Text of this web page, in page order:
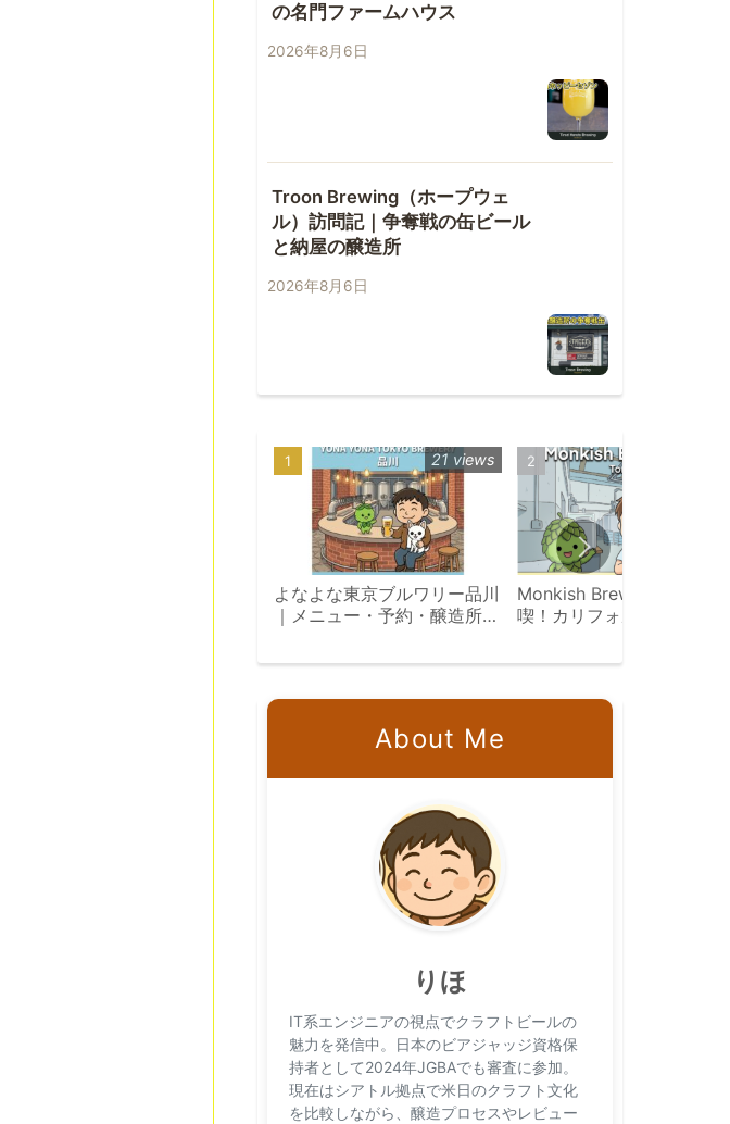
の名門ファームハウス
2026年8月6日
Troon Brewing（ホープウェ
ル）訪問記｜争奪戦の缶ビール
と納屋の醸造所
2026年8月6日
よなよな東京ブルワリー品川
｜メニュー・予約・醸造所見
21 views
Monkish Brewing Co.を満
喫！カリフォルニアのクラ
About Me
りほ
IT系エンジニアの視点でクラフトビールの
魅力を発信中。日本のビアジャッジ資格保
持者として2024年JGBAでも審査に参加。
現在はシアトル拠点で米日のクラフト文化
を比較しながら、醸造プロセスやレビュー